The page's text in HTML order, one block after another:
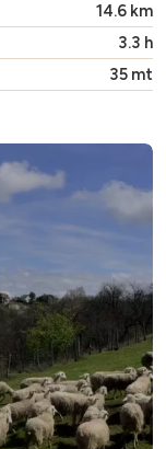
14.6 km
3.3 h
35 mt